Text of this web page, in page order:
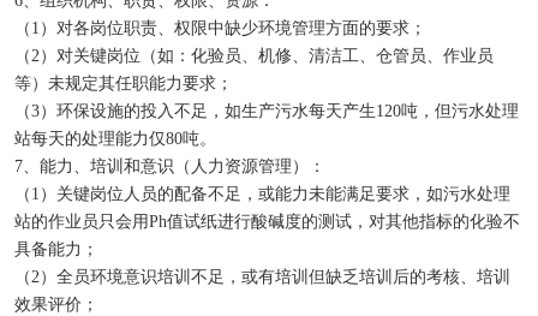
（1）对各岗位职责、权限中缺少环境管理方面的要求；
（2）对关键岗位（如：化验员、机修、清洁工、仓管员、作业员
等）未规定其任职能力要求；
（3）环保设施的投入不足，如生产污水每天产生120吨，但污水处理
站每天的处理能力仅80吨。
7、能力、培训和意识（人力资源管理）：
（1）关键岗位人员的配备不足，或能力未能满足要求，如污水处理
站的作业员只会用Ph值试纸进行酸碱度的测试，对其他指标的化验不
具备能力；
（2）全员环境意识培训不足，或有培训但缺乏培训后的考核、培训
效果评价；